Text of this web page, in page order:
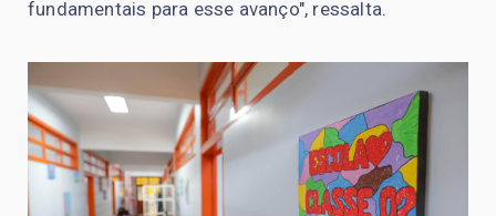
fundamentais para esse avanço", ressalta.